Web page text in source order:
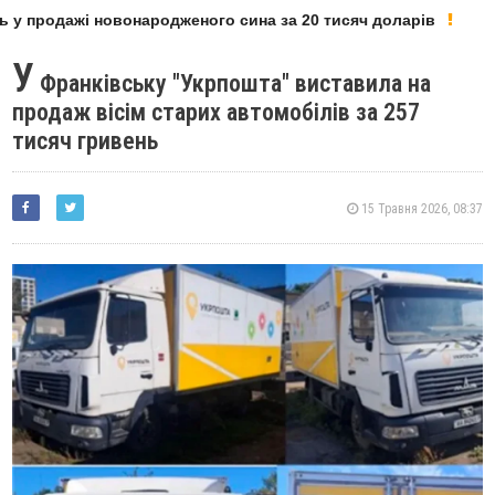
новонародженого сина за 20 тисяч доларів
У Франківську "Укрпошта" виставила на
продаж вісім старих автомобілів за 257
тисяч гривень
15 Травня 2026, 08:37